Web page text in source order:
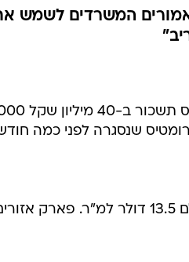
אמורים המשרדים לשמש
שנסגרה לפני כמה